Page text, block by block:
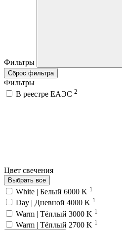
Фильтры
Сброс фильтра
Фильтры
В реестре ЕАЭС 2
Цвет свечения
Выбрать все
White | Белый 6000 K 1
Day | Дневной 4000 K 1
Warm | Тёплый 3000 K 1
Warm | Тёплый 2700 K 1